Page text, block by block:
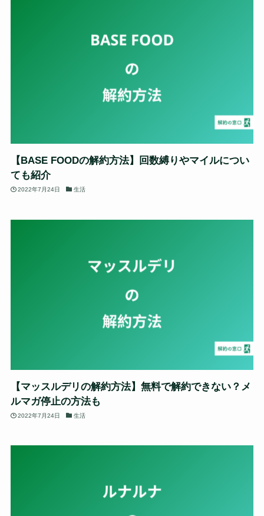
【BASE FOODの解約方法】回数縛りやマイルについ
ても紹介
2022年7月24日 生活
【マッスルデリの解約方法】無料で解約できない？メ
ルマガ停止の方法も
2022年7月24日 生活